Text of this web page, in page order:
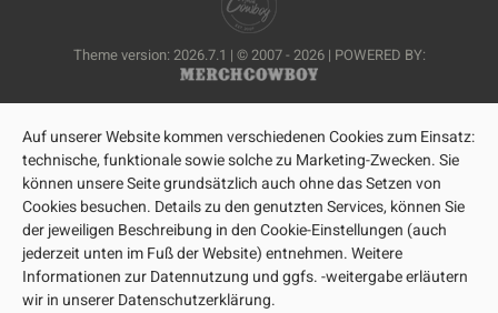
Theme version: 2026.7.1 | © 2007 - 2026 | POWERED BY:
Auf unserer Website kommen verschiedenen Cookies zum Einsatz:
technische, funktionale sowie solche zu Marketing-Zwecken. Sie
können unsere Seite grundsätzlich auch ohne das Setzen von
Cookies besuchen. Details zu den genutzten Services, können Sie
der jeweiligen Beschreibung in den Cookie-Einstellungen (auch
jederzeit unten im Fuß der Website) entnehmen. Weitere
Informationen zur Datennutzung und ggfs. -weitergabe erläutern
wir in unserer Datenschutzerklärung.